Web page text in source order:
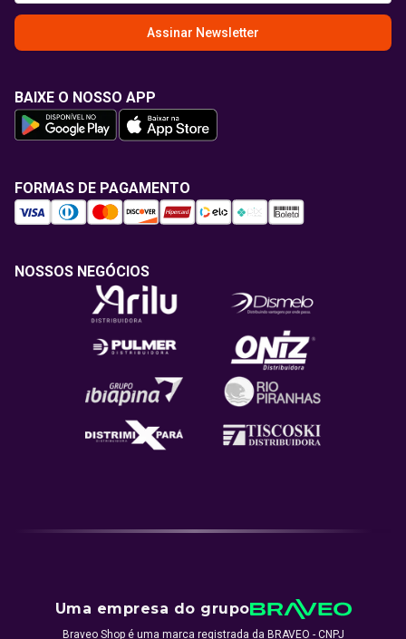
Assinar Newsletter
BAIXE O NOSSO APP
FORMAS DE PAGAMENTO
NOSSOS NEGÓCIOS
Uma empresa do grupo
Braveo Shop é uma marca registrada da BRAVEO - CNPJ